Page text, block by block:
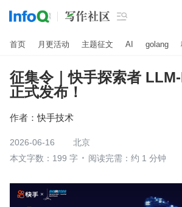

首页 月更活动 主题征文 AI golang
征集令｜快手探索者
正式发布！
作者： 快手技术
2026-06-16
北京
本文字数：199 字
阅读完需：约 1 分钟